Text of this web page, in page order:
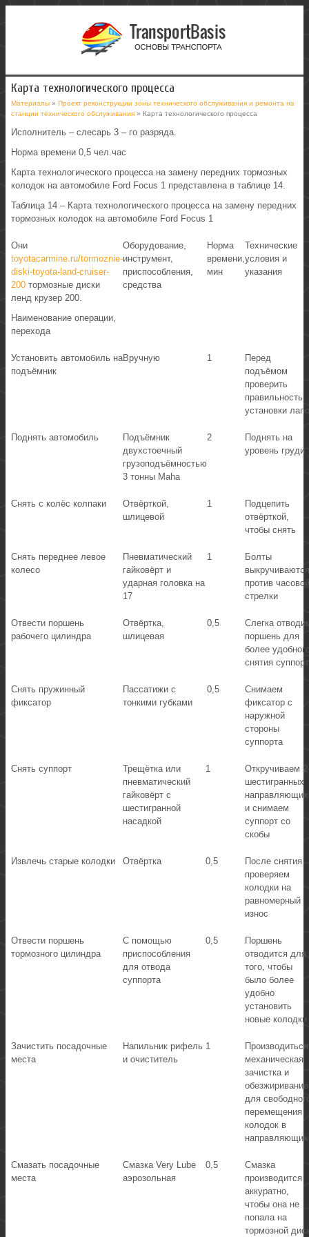
Карта технологического процесса
Материалы » Проект реконструкции зоны технического обслуживания и ремонта на
станции технического обслуживания » Карта технологического процесса
Исполнитель – слесарь 3 – го разряда.
Норма времени 0,5 чел.час
Карта технологического процесса на замену передних тормозных
колодок на автомобиле Ford Focus 1 представлена в таблице 14.
Таблица 14 – Карта технологического процесса на замену передних
тормозных колодок на автомобиле Ford Focus 1
Они
toyotacarmine.ru/tormoznie-
diski-toyota-land-cruiser-
200 тормозные диски
ленд крузер 200.
Наименование операции,
перехода
Оборудование,
инструмент,
приспособления,
средства
Норма
времени,
мин
Технические
условия и
указания
Установить автомобиль на
подъёмник
Вручную 1
Перед
подъёмом
проверить
правильность
установки
Поднять автомобиль
Подъёмник
двухстоечный
грузоподъёмностью
3 тонны Maha
2
Поднять на
уровень груди
Снять с колёс колпаки
Отвёрткой,
шлицевой
1
Подцепить
отвёрткой,
чтобы снять
Снять переднее левое
колесо
Пневматический
гайковёрт и
ударная головка на
17
1
Болты
выкручиваются
против часовой
стрелки
Отвести поршень
рабочего цилиндра
Отвёртка,
шлицевая
0,5
Слегка
поршень для
более
снятия
Снять пружинный
фиксатор
Пассатижи с
тонкими губками
0,5
Снимаем
фиксатор с
наружной
стороны
суппорта
Снять суппорт
Трещётка или
пневматический
гайковёрт с
шестигранной
насадкой
1
Откручиваем 2
шестигранных
направляющих
и снимаем
суппорт со
скобы
Извлечь старые колодки Отвёртка 0,5
После снятия
проверяем
колодки на
равномерный
износ
Отвести поршень
тормозного цилиндра
С помощью
приспособления
для отвода
суппорта
0,5
Поршень
отводится для
того, чтобы
было более
удобно
установить
новые колодки
Зачистить посадочные
места
Напильник рифель
и очиститель
1
Производиться
механическая
зачистка и
для
перемещения
колодок в
направляющих
Смазать посадочные
места
Смазка Very Lube
аэрозольная
0,5
Смазка
производится
аккуратно,
чтобы она не
попала на
тормозной